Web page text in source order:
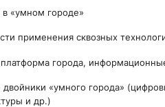
в «умном городе»
применения сквозных
платформа города,
двойники «умного города»
и др.)